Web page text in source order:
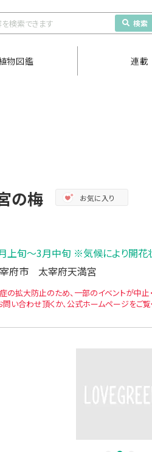
検索
物図鑑 連載
の梅 お気に入り
上旬～3月中旬 ※気候により開花
府市 太宰府天満宮
の拡大防止のため、一部のイベントが中止
い合わせ頂くか、公式ホームページをご覧